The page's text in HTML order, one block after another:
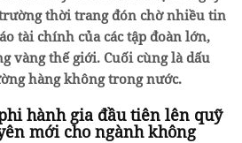
thời trang đón chờ nhiều tin
tài chính của các tập đoàn lớn,
vàng thế giới. Cuối cùng là dấu
hàng không trong nước.
hành gia đầu tiên lên quỹ
mới cho ngành không